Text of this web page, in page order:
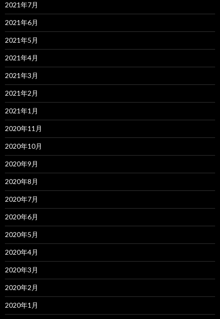
2021年7月
2021年6月
2021年5月
2021年4月
2021年3月
2021年2月
2021年1月
2020年11月
2020年10月
2020年9月
2020年8月
2020年7月
2020年6月
2020年5月
2020年4月
2020年3月
2020年2月
2020年1月